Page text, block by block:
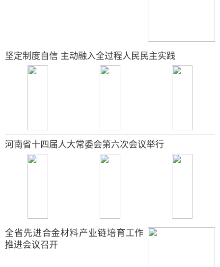
坚定制度自信 主动融入全过程人民民主实践
河南省十四届人大常委会第六次会议举行
全省先进合金材料产业链培育工作
推进会议召开